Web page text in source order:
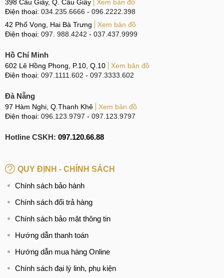
398 Cầu Giấy, Q. Cầu Giấy
Xem bản đồ
Điện thoại: 034.235.6666 - 096.2222.398
42 Phố Vọng, Hai Bà Trưng
Xem bản đồ
Điện thoại: 097. 988.4242 - 037.437.9999
Hồ Chí Minh
602 Lê Hồng Phong, P.10, Q.10
Xem bản đồ
Điện thoại: 097.1111.602 - 097.3333.602
Đà Nẵng
97 Hàm Nghi, Q.Thanh Khê
Xem bản đồ
Điện thoại: 096.123.9797 - 097.123.9797
Hotline CSKH: 097.120.66.88
QUY ĐỊNH - CHÍNH SÁCH
Chính sách bảo hành
Chính sách đổi trả hàng
Chính sách bảo mật thông tin
Hướng dẫn thanh toán
Hướng dẫn mua hàng Online
Chính sách đại lý linh, phụ kiện